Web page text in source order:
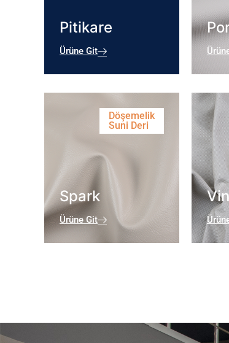
Pitikare
Ürüne Git
Döşemelik
Suni Deri
Spark
Ürüne Git